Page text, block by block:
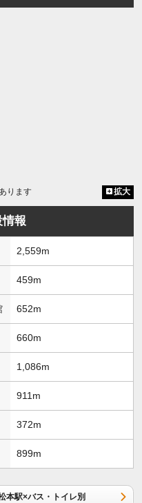
ります 拡大
報
2,559m
459m
652m
660m
1,086m
911m
372m
899m
本駅×バス・トイレ別